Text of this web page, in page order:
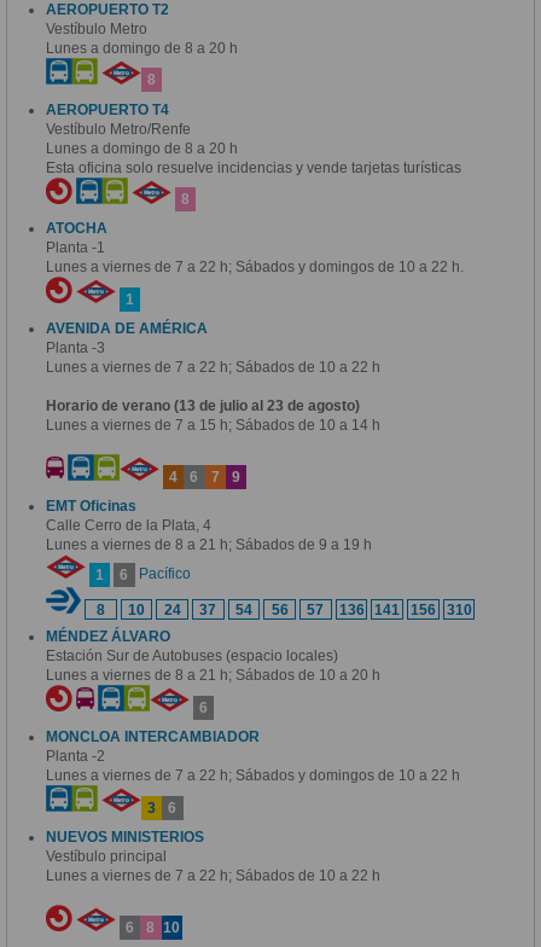
AEROPUERTO T2
Vestíbulo Metro
Lunes a domingo de 8 a 20 h
8
AEROPUERTO T4
Vestíbulo Metro/Renfe
Lunes a domingo de 8 a 20 h
Esta oficina solo resuelve incidencias y vende tarjetas turísticas
8
ATOCHA
Planta -1
Lunes a viernes de 7 a 22 h; Sábados y domingos de 10 a 22 h.
1
AVENIDA DE AMÉRICA
Planta -3
Lunes a viernes de 7 a 22 h; Sábados de 10 a 22 h
Horario de verano (13 de julio al 23 de agosto)
Lunes a viernes de 7 a 15 h; Sábados de 10 a 14 h
4 6 7
9
EMT Oficinas
Calle Cerro de la Plata, 4
Lunes a viernes de 8 a 21 h; Sábados de 9 a 19 h
1
6 Pacífico
8 10 24 37 54 56 57 136 141 156
310
MÉNDEZ ÁLVARO
Estación Sur de Autobuses (espacio locales)
Lunes a viernes de 8 a 21 h; Sábados de 10 a 20 h
6
MONCLOA INTERCAMBIADOR
Planta -2
Lunes a viernes de 7 a 22 h; Sábados y domingos de 10 a 22 h
3
6
NUEVOS MINISTERIOS
Vestíbulo principal
Lunes a viernes de 7 a 22 h; Sábados de 10 a 22 h
6 8 10